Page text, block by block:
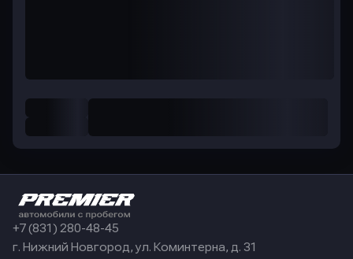
+7 (831) 280-48-45
г. Нижний Новгород, ул. Коминтерна, д. 31